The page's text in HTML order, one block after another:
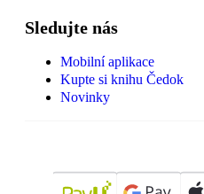
Sledujte nás
Mobilní aplikace
Kupte si knihu Čedok
Novinky